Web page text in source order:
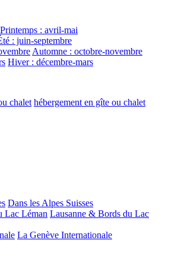
Printemps : avril-mai
: juin-septembre
Automne : octobre-novembre
Hiver : décembre-mars
chalet hébergement en gîte ou chalet
Dans les Alpes Suisses
Lac Léman Lausanne & Bords du Lac
La Genève Internationale